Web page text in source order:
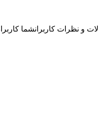
و نظرات کاربرانشما